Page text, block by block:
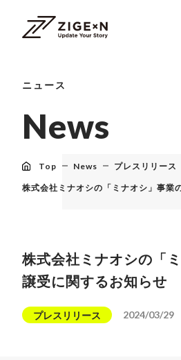
ニュース
News
Top News プレスリリース
株式会社ミナオシの「ミナオシ」事業
株式会社ミナオシの「
譲受に関するお知らせ
プレスリリース 2024/03/29